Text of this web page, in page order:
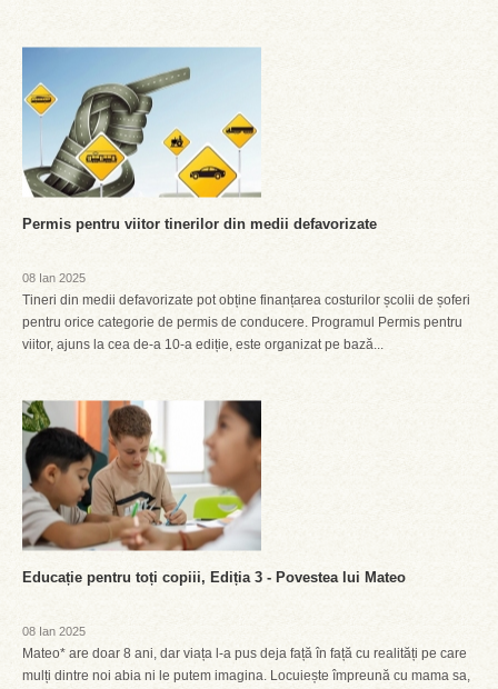
Permis pentru viitor tinerilor din medii defavorizate
08 Ian 2025
Tineri din medii defavorizate pot obține finanțarea costurilor școlii de șoferi
pentru orice categorie de permis de conducere. Programul Permis pentru
viitor, ajuns la cea de-a 10-a ediție, este organizat pe bază...
Educație pentru toți copiii, Ediția 3 - Povestea lui Mateo
08 Ian 2025
Mateo* are doar 8 ani, dar viața l-a pus deja față în față cu realități pe care
mulți dintre noi abia ni le putem imagina. Locuiește împreună cu mama sa,